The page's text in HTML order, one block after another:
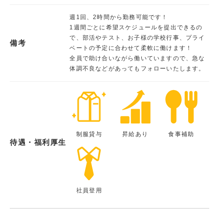
備考
週1回、2時間から勤務可能です！
1週間ごとに希望スケジュールを提出できるの
で、部活やテスト、お子様の学校行事、プライ
ベートの予定に合わせて柔軟に働けます！
全員で助け合いながら働いていますので、急な
体調不良などがあってもフォローいたします。
待遇・福利厚生
制服貸与 昇給あり 食事補助
社員登用